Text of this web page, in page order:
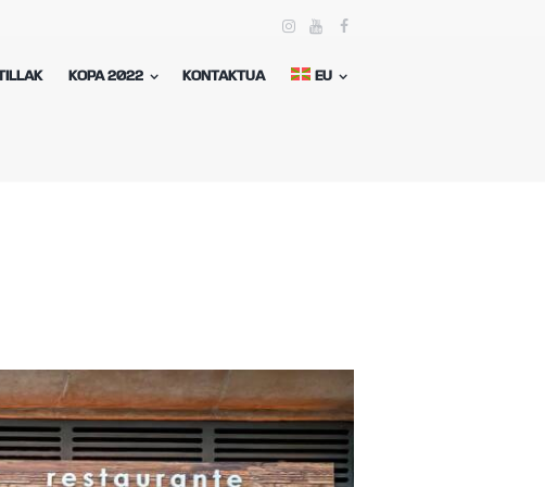
KOPA 2022 KONTAKTUA EU